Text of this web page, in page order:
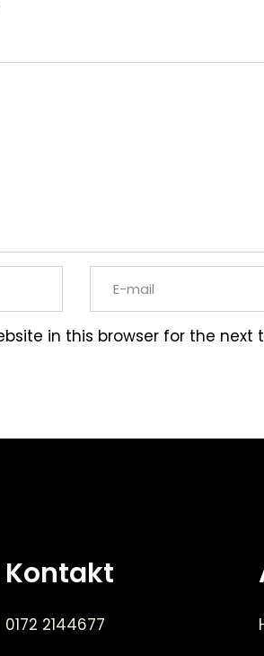
in this browser for the next
Kontakt
0172 2144677